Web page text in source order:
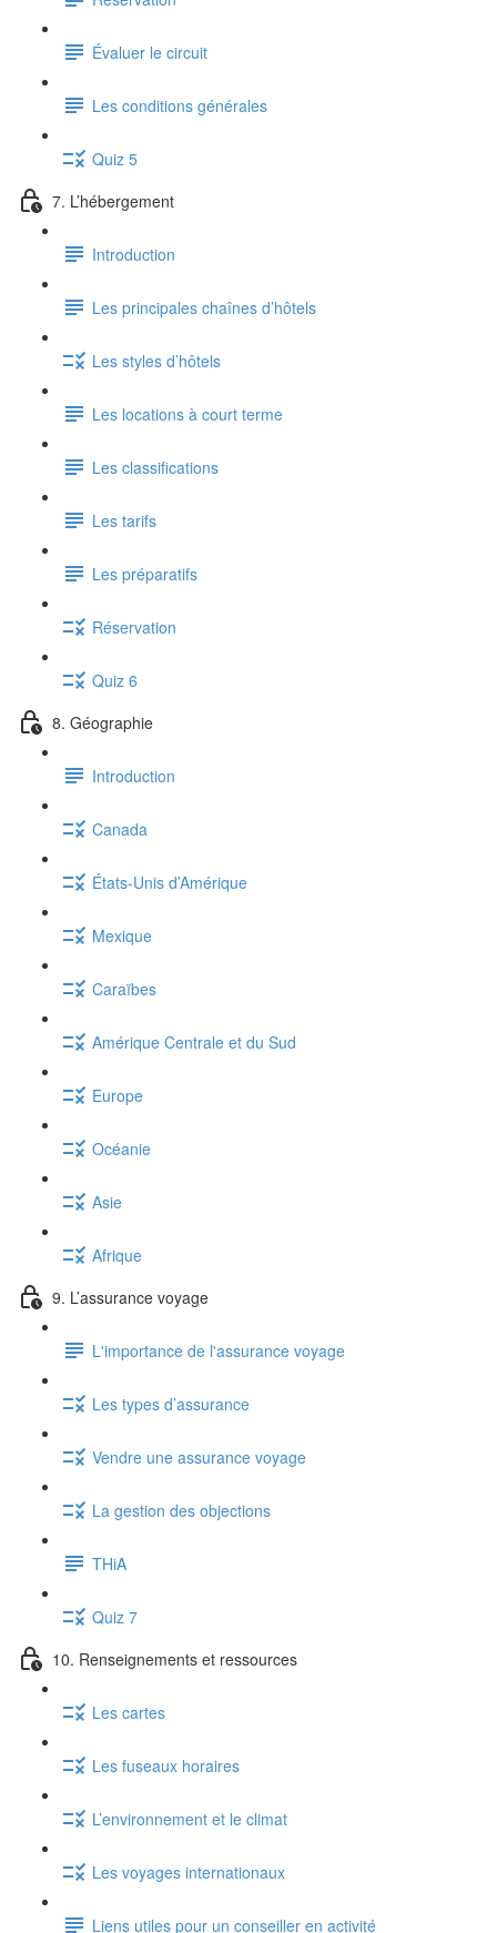
Évaluer le circuit
Les conditions générales
Quiz 5
7. L’hébergement
Introduction
Les principales chaînes d’hôtels
Les styles d’hôtels
Les locations à court terme
Les classifications
Les tarifs
Les préparatifs
Réservation
Quiz 6
8. Géographie
Introduction
Canada
États-Unis d’Amérique
Mexique
Caraïbes
Amérique Centrale et du Sud
Europe
Océanie
Asie
Afrique
9. L’assurance voyage
L'importance de l'assurance voyage
Les types d’assurance
Vendre une assurance voyage
La gestion des objections
THiA
Quiz 7
10. Renseignements et ressources
Les cartes
Les fuseaux horaires
L’environnement et le climat
Les voyages internationaux
Liens utiles pour un conseiller en activité